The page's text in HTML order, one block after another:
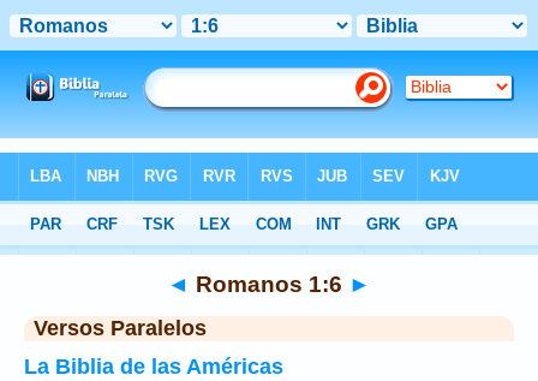
>Romanos Capítulo 1 > Verso 6
◄ Romanos 1:6 ►
Versos Paralelos
La Biblia de las Américas